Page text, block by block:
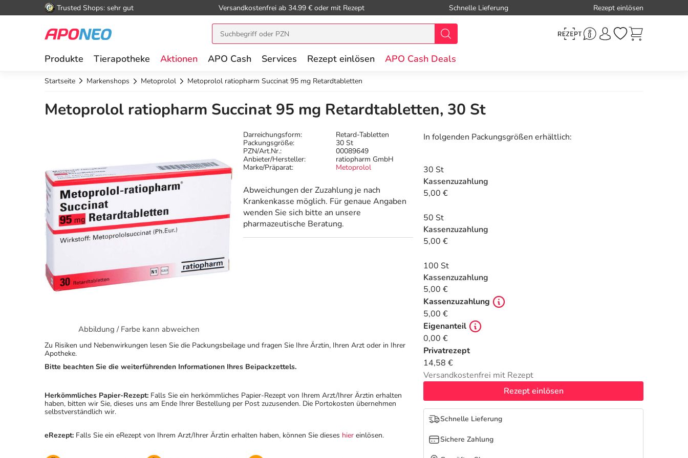
Trusted Shops: sehr gut Versandkostenfrei ab 34.99 € oder mit Rezept Schnelle Lieferung Rezept einlösen
Produkte Tierapotheke Aktionen APO Cash Services Rezept einlösen APO Cash Deals
Startseite Markenshops Metoprolol Metoprolol ratiopharm Succinat 95 mg Retardtabletten
Metoprolol ratiopharm Succinat 95 mg Retardtabletten, 30 St
Abbildung / Farbe kann abweichen
Darreichungsform:
Retard-Tabletten
Packungsgröße:
30 St
PZN/Art.Nr.:
00089649
Anbieter/Hersteller:
ratiopharm GmbH
Marke/Präparat:
Metoprolol
Abweichungen der Zuzahlung je nach
Krankenkasse möglich. Für genaue Angaben
wenden Sie sich bitte an unsere
pharmazeutische Beratung.
In folgenden Packungsgrößen erhältlich:
30 St
Kassenzuzahlung
5,00 €
50 St
Kassenzuzahlung
5,00 €
100 St
Kassenzuzahlung
5,00 €
Kassenzuzahlung
5,00 €
Eigenanteil
0,00 €
Privatrezept
14,58 €
Versandkostenfrei mit Rezept
Rezept einlösen
Schnelle Lieferung
Sichere Zahlung
Zu Risiken und Nebenwirkungen lesen Sie die Packungsbeilage und fragen Sie Ihre Ärztin, Ihren Arzt oder in Ihrer
Apotheke.
Bitte beachten Sie die weiterführenden Informationen Ihres Beipackzettels.
Herkömmliches Papier-Rezept: Falls Sie ein herkömmliches Papier-Rezept von Ihrem Arzt/Ihrer Ärztin erhalten
haben, bitten wir Sie, dieses uns am Ende Ihrer Bestellung per Post zuzusenden. Die Portokosten übernehmen
selbstverständlich wir.
eRezept: Falls Sie ein eRezept von Ihrem Arzt/Ihrer Ärztin erhalten haben, können Sie dieses hier einlösen.